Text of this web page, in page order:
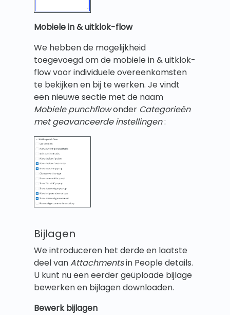
Mobiele in & uitklok-flow
We hebben de mogelijkheid
toegevoegd om de mobiele in & uitklok-
flow voor individuele overeenkomsten
te bekijken en bij te werken. Je vindt
een nieuwe sectie met de naam
Mobiele punchflowonder Categorieën
met geavanceerde instellingen:
Bijlagen
We introduceren het derde en laatste
deel vanAttachmentsin People details.
U kunt nu een eerder geüploade bijlage
bewerken en bijlagen downloaden.
Bewerk bijlagen